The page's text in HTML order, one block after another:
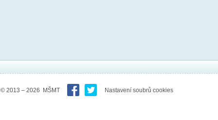
© 2013 – 2026 MŠMT Nastavení soubrů cookies